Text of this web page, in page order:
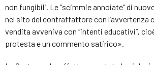
non fungibili. Le “scimmie annoiate” di
nel sito del contraffattore con l’avvertenza
vendita avveniva con “intenti educativi”,
protesta e un commento satirico».